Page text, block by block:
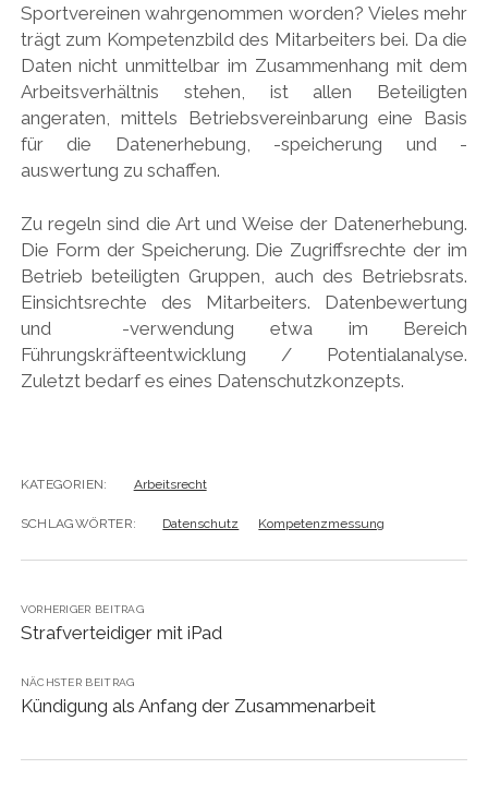
Sportvereinen wahrgenommen worden? Vieles mehr
trägt zum Kompetenzbild des Mitarbeiters bei. Da die
Daten nicht unmittelbar im Zusammenhang mit dem
Arbeitsverhältnis stehen, ist allen Beteiligten
angeraten, mittels Betriebsvereinbarung eine Basis
für die Datenerhebung, -speicherung und -
auswertung zu schaffen.
Zu regeln sind die Art und Weise der Datenerhebung.
Die Form der Speicherung. Die Zugriffsrechte der im
Betrieb beteiligten Gruppen, auch des Betriebsrats.
Einsichtsrechte des Mitarbeiters. Datenbewertung
und -verwendung etwa im Bereich
Führungskräfteentwicklung / Potentialanalyse.
Zuletzt bedarf es eines Datenschutzkonzepts.
KATEGORIEN: Arbeitsrecht
SCHLAGWÖRTER: Datenschutz Kompetenzmessung
VORHERIGER BEITRAG
Strafverteidiger mit iPad
NÄCHSTER BEITRAG
Kündigung als Anfang der Zusammenarbeit